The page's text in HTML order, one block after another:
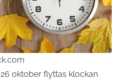
oktober flyttas klockan